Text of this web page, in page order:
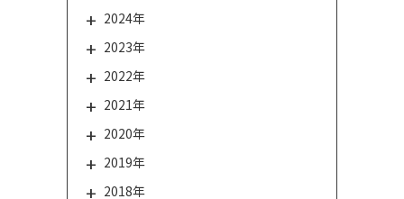
2024年
2023年
2022年
2021年
2020年
2019年
2018年